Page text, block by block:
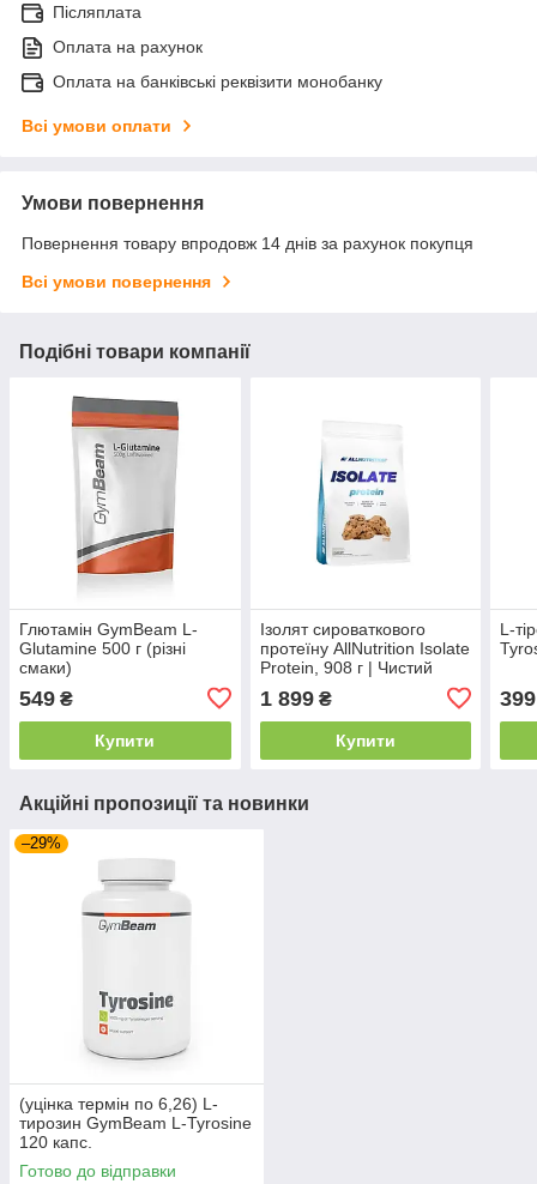
Післяплата
Оплата на рахунок
Оплата на банківські реквізити монобанку
Всі умови оплати
Умови повернення
Повернення товару впродовж 14 днів за рахунок покупця
Всі умови повернення
Подібні товари компанії
Глютамін GymBeam L-
Glutamine 500 г (різні
смаки)
549 ₴
Купити
Ізолят сироваткового
протеїну AllNutrition Isolate
Protein, 908 г | Чистий
білок для росту м’язів та
швидкого відновлення
1 899₴
Купити
L-
399
Акційні пропозиції та новинки
–29%
(уцінка термін по 6,26) L-
тирозин GymBeam L-Tyrosine
120 капс.
Готово до відправки